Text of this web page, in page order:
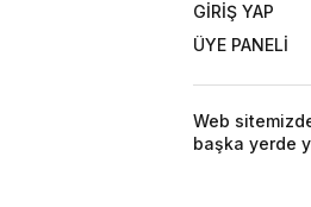
GİRİŞ YAP
ÜYE PANELİ
Web
başka yerde